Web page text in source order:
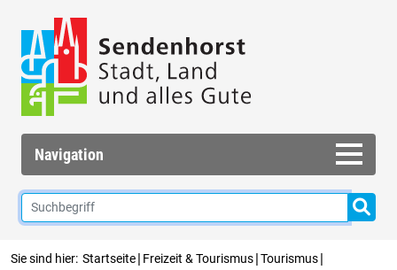
Navigation
Sie sind hier: Startseite| Freizeit & Tourismus|Tourismus|